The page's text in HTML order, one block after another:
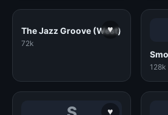
♥
The Jazz Groove (West)
72k
128k
♥